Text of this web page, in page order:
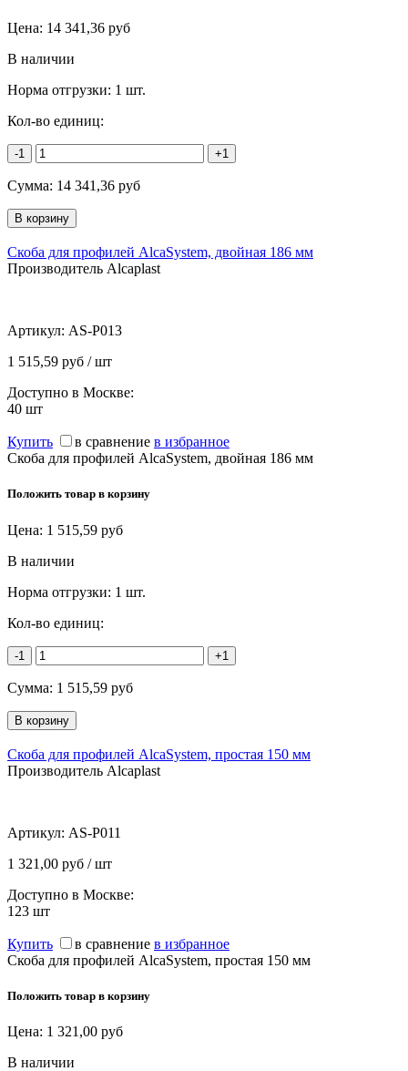
Цена: 14 341,36 руб
В наличии
Норма отгрузки: 1 шт.
Кол-во единиц:
-1 +1
Сумма: 14 341,36 руб
Скоба для профилей AlcaSystem, двойная 186 мм
Производитель Alcaplast
Артикул: AS-P013
1 515,59 руб / шт
Доступно в Москве:
40 шт
Купить в сравнение в избранное
Скоба для профилей AlcaSystem, двойная 186 мм
Положить товар в корзину
Цена: 1 515,59 руб
В наличии
Норма отгрузки: 1 шт.
Кол-во единиц:
-1 +1
Сумма: 1 515,59 руб
Скоба для профилей AlcaSystem, простая 150 мм
Производитель Alcaplast
Артикул: AS-P011
1 321,00 руб / шт
Доступно в Москве:
123 шт
Купить в сравнение в избранное
Скоба для профилей AlcaSystem, простая 150 мм
Положить товар в корзину
Цена: 1 321,00 руб
В наличии